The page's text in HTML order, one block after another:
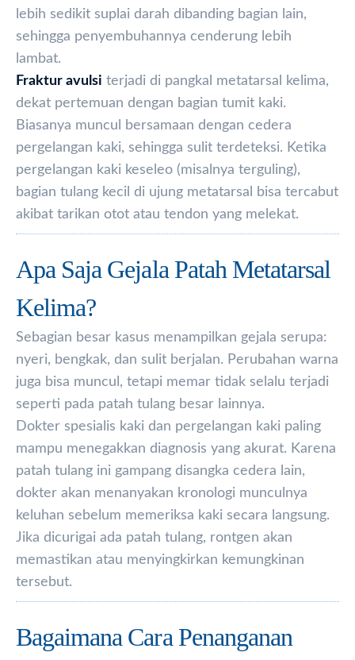
lebih sedikit suplai darah dibanding bagian lain,
sehingga penyembuhannya cenderung lebih
lambat.
Fraktur avulsi terjadi di pangkal metatarsal kelima,
dekat pertemuan dengan bagian tumit kaki.
Biasanya muncul bersamaan dengan cedera
pergelangan kaki, sehingga sulit terdeteksi. Ketika
pergelangan kaki keseleo (misalnya terguling),
bagian tulang kecil di ujung metatarsal bisa tercabut
akibat tarikan otot atau tendon yang melekat.
Apa Saja Gejala Patah Metatarsal
Kelima?
Sebagian besar kasus menampilkan gejala serupa:
nyeri, bengkak, dan sulit berjalan. Perubahan warna
juga bisa muncul, tetapi memar tidak selalu terjadi
seperti pada patah tulang besar lainnya.
Dokter spesialis kaki dan pergelangan kaki paling
mampu menegakkan diagnosis yang akurat. Karena
patah tulang ini gampang disangka cedera lain,
dokter akan menanyakan kronologi munculnya
keluhan sebelum memeriksa kaki secara langsung.
Jika dicurigai ada patah tulang, rontgen akan
memastikan atau menyingkirkan kemungkinan
tersebut.
Bagaimana Cara Penanganan